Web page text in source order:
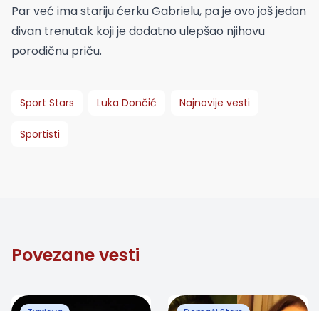
Par već ima stariju ćerku Gabrielu, pa je ovo još jedan
divan trenutak koji je dodatno ulepšao njihovu
porodičnu priču.
Sport Stars Luka Dončić Najnovije vesti
Sportisti
Povezane vesti